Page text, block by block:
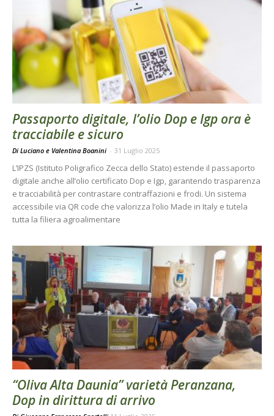
Passaporto digitale, l’olio Dop e Igp ora è
tracciabile e sicuro
Di Luciano e Valentina Boanini - 31 Luglio 2025
L’IPZS (Istituto Poligrafico Zecca dello Stato) estende il passaporto
digitale anche all’olio certificato Dop e Igp, garantendo trasparenza
e tracciabilità per contrastare contraffazioni e frodi. Un sistema
accessibile via QR code che valorizza l’olio Made in Italy e tutela
tutta la filiera agroalimentare
“Oliva Alta Daunia” varietà Peranzana,
Dop in dirittura di arrivo